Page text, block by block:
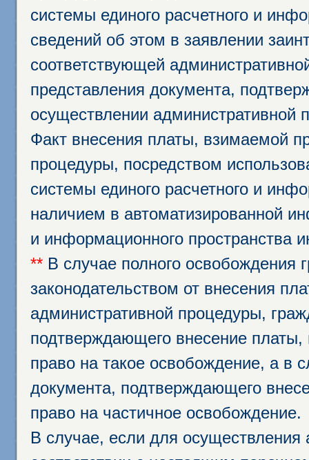
системы единого расчетного и
сведений об этом в заявлении
соответствующей
представления документа,
осуществлении административной
Факт внесения платы, взимаемой
процедуры, посредством
системы единого расчетного и
наличием в автоматизированной
и информационного пространства
** В случае полного освобождения
законодательством от внесения
административной процедуры,
подтверждающего внесение
право на такое освобождение, а в
документа, подтверждающего
право на частичное освобождение.
В случае, если для осуществления